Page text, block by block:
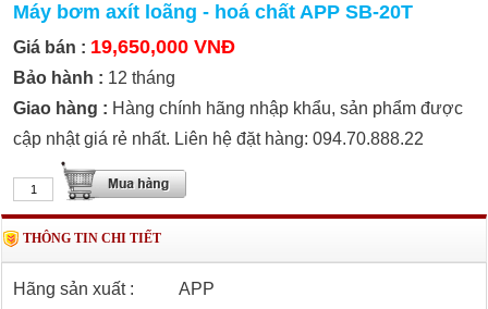
Máy bơm axít loãng - hoá chất APP SB-20T
Giá bán : 19,650,000 VNĐ
Bảo hành : 12 tháng
Giao hàng : Hàng chính hãng nhập khẩu, sản phẩm được
cập nhật giá rẻ nhất. Liên hệ đặt hàng: 094.70.888.22
THÔNG TIN CHI TIẾT
Hãng sản xuất :
APP